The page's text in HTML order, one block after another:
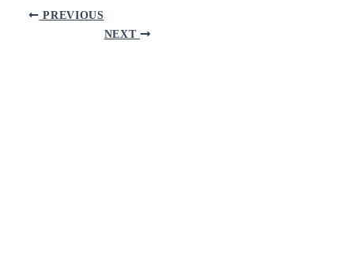
PREVIOUS
NEXT